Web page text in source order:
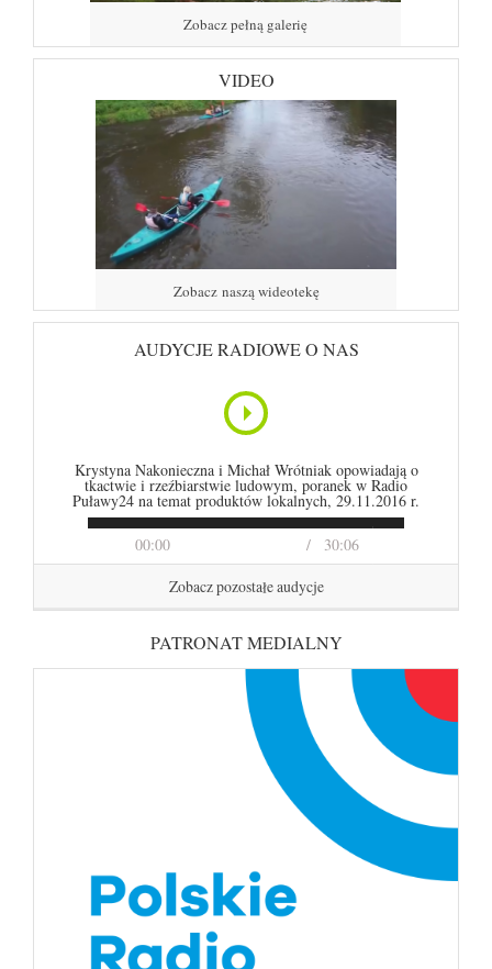
Zobacz pełną galerię
VIDEO
Zobacz naszą wideotekę
AUDYCJE RADIOWE O NAS
00:00 30:06
Krystyna Nakonieczna i Michał Wrótniak opowiadają o
tkactwie i rzeźbiarstwie ludowym, poranek w Radio
Puławy24 na temat produktów lokalnych, 29.11.2016 r.
Zobacz pozostałe audycje
PATRONAT MEDIALNY